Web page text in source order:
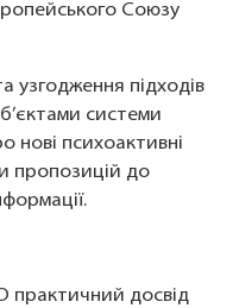
Союзу
підходів
системи
нові психоактивні
пропозицій до
практичний досвід